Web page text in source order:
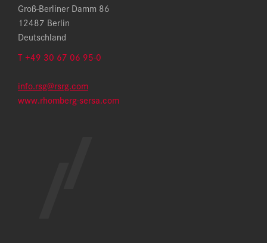
Groß-Berliner Damm 86
12487 Berlin
Deutschland
T+49 30 67 06 95-0
info.rsg@rsrg.com
www.rhomberg-sersa.com